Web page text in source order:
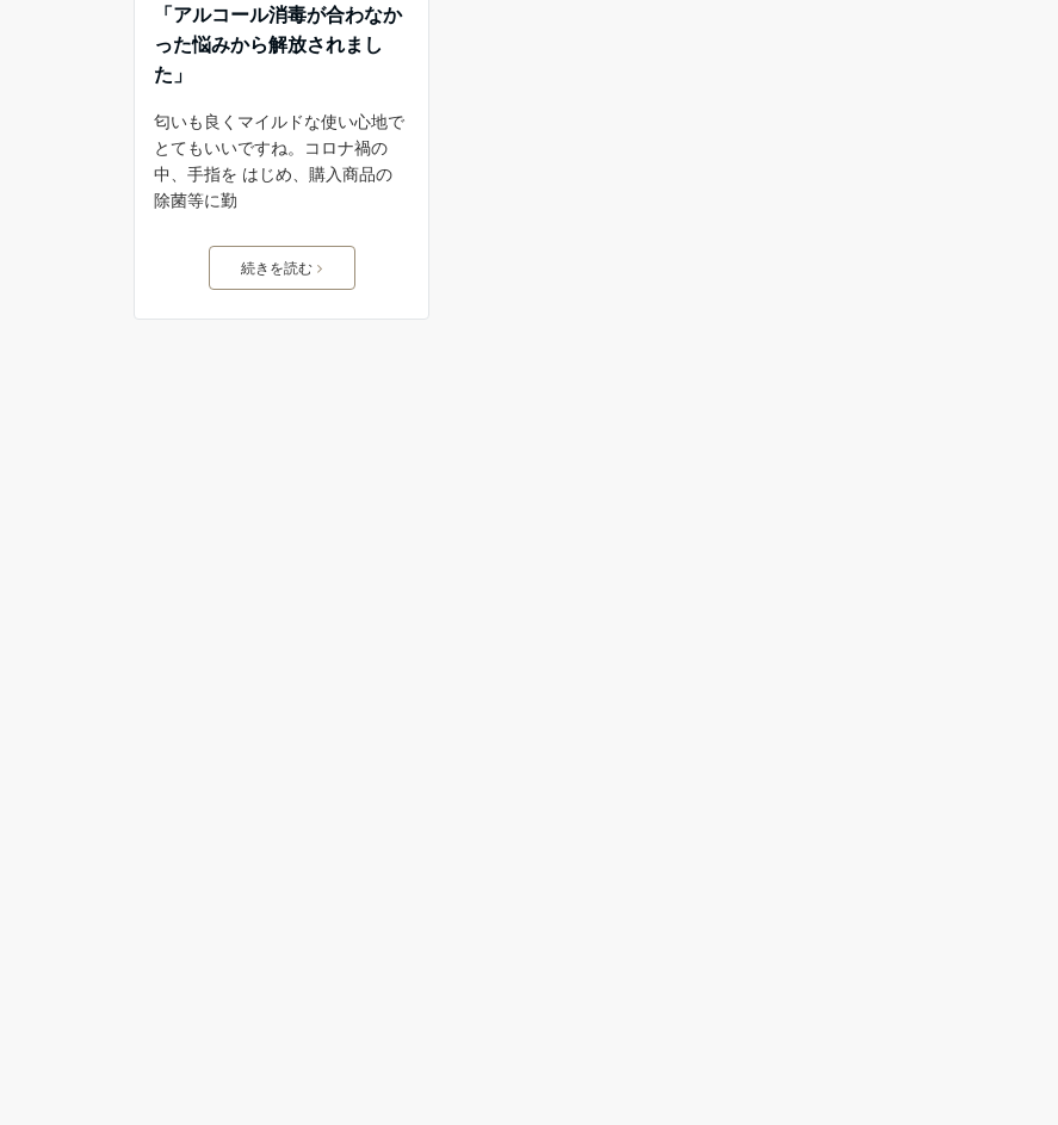
「アルコール消毒が合わなか
った悩みから解放されまし
た」
匂いも良くマイルドな使い心地で
とてもいいですね。コロナ禍の
中、手指を はじめ、購入商品の
除菌等に勤
続きを読む